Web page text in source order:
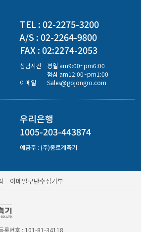
/습식·건식가스메타
TEL : 02-2275-3200
A/S : 02-2264-9800
FAX : 02:2274-2053
상담시간
평일 am9:00~pm6:00
점심 am12:00~pm1:00
이메일
Sales@gojongro.com
우리은행
1005-203-443874
예금주 : (주)종로계측기
이메일무단수집거부
록번호 : 101-81-34118